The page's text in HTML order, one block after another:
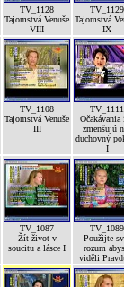
TV_1128
Tajomstvá Venuše
VIII
TV_1129
Tajomstvá
IX
TV_1108
Tajomstvá Venuše
III
TV_1111
Očakávania
zmenšujú
duchovný
I
TV_1087
Žít život v
soucitu a lásce I
TV_1089
Použijte
rozum
viděli